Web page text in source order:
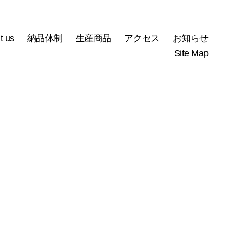
us 納品体制 生産商品 アクセス
お知らせ
Site Map